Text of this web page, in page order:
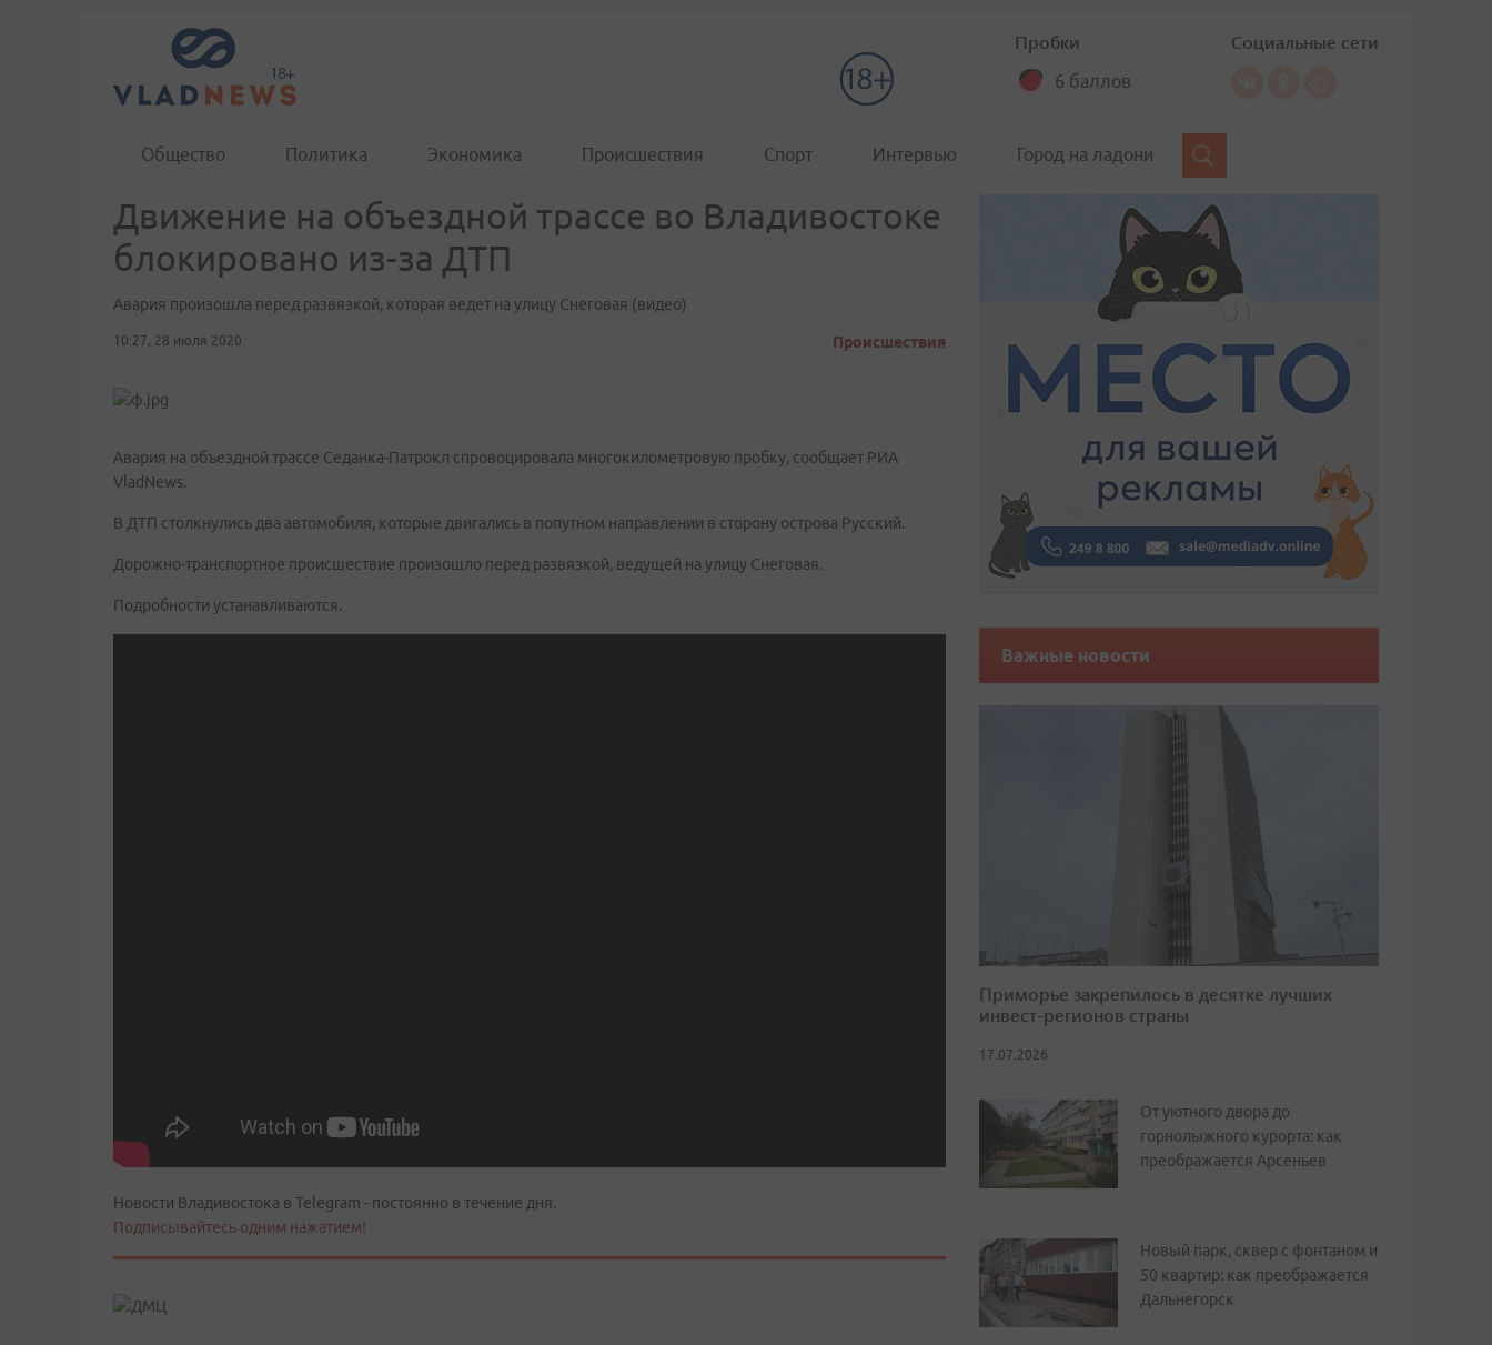
Пробки
6 баллов
Социальные сети
Общество Политика Экономика Происшествия Спорт Интервью Город на ладони
Движение на объездной трассе во Владивостоке
блокировано из-за ДТП
Авария произошла перед развязкой, которая ведет на улицу Снеговая (видео)
10:27, 28 июля 2020 Происшествия
Авария на объездной трассе Седанка-Патрокл спровоцировала многокилометровую пробку, сообщает РИА
VladNews.
В ДТП столкнулись два автомобиля, которые двигались в попутном направлении в сторону острова Русский.
Дорожно-транспортное происшествие произошло перед развязкой, ведущей на улицу Снеговая.
Подробности устанавливаются.
Новости Владивостока в Telegram - постоянно в течение дня.
Подписывайтесь одним нажатием!
Важные новости
Приморье закрепилось в десятке лучших
инвест-регионов страны
17.07.2026
От уютного двора до
горнолыжного курорта: как
преображается Арсеньев
Новый парк, сквер с фонтаном и
50 квартир: как преображается
Дальнегорск